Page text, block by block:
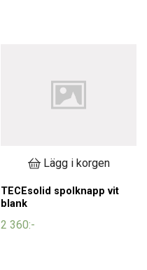
Lägg i korgen
TECEsolid spolknapp vit
blank
2 360:-